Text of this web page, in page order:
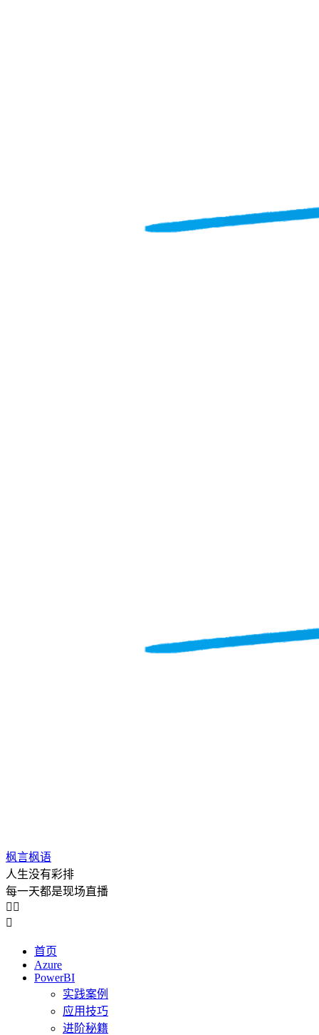
枫言枫语
人生没有彩排
每一天都是现场直播
 

首页
Azure
PowerBI
实践案例
应用技巧
进阶秘籍